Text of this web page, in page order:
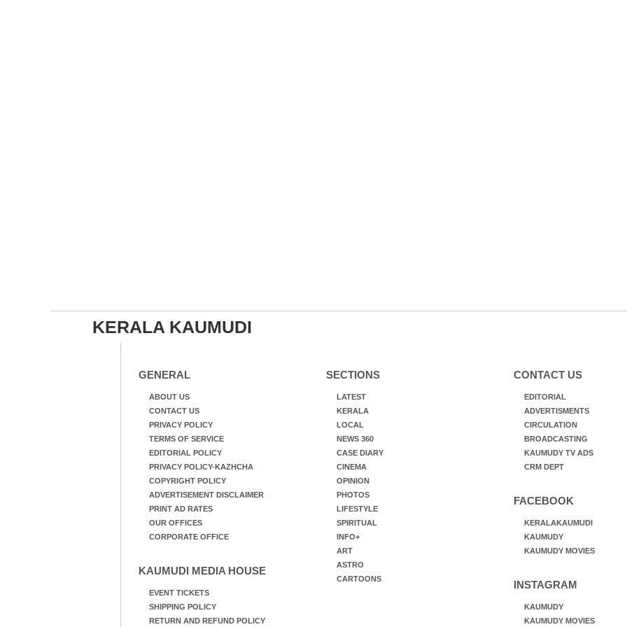
KERALA KAUMUDI
GENERAL
ABOUT US
CONTACT US
PRIVACY POLICY
TERMS OF SERVICE
EDITORIAL POLICY
PRIVACY POLICY-KAZHCHA
COPYRIGHT POLICY
ADVERTISEMENT DISCLAIMER
PRINT AD RATES
OUR OFFICES
CORPORATE OFFICE
KAUMUDI MEDIA HOUSE
EVENT TICKETS
SHIPPING POLICY
RETURN AND REFUND POLICY
SECTIONS
LATEST
KERALA
LOCAL
NEWS 360
CASE DIARY
CINEMA
OPINION
PHOTOS
LIFESTYLE
SPIRITUAL
INFO+
ART
ASTRO
CARTOONS
CONTACT US
EDITORIAL
ADVERTISMENTS
CIRCULATION
BROADCASTING
KAUMUDY TV ADS
CRM DEPT
FACEBOOK
KERALAKAUMUDI
KAUMUDY
KAUMUDY MOVIES
INSTAGRAM
KAUMUDY
KAUMUDY MOVIES